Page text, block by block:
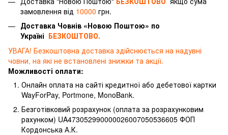
замовлення від 10000 грн.
Доставка Човнів «Новою Поштою» по
Україні БЕЗКОШТОВО.
УВАГА! Безкоштовна доставка здійснюється на надувні
човни, на які не встановлені знижки та акції.
Можливості оплати:
Онлайн оплата на сайті кредитної або дебетової картки
WayForPay, Portmone, MonoBank.
Безготівковий розрахунок (оплата за розрахунковим
рахунком) UA473052990000026007050536605 ФОП
Кордонська А.К.